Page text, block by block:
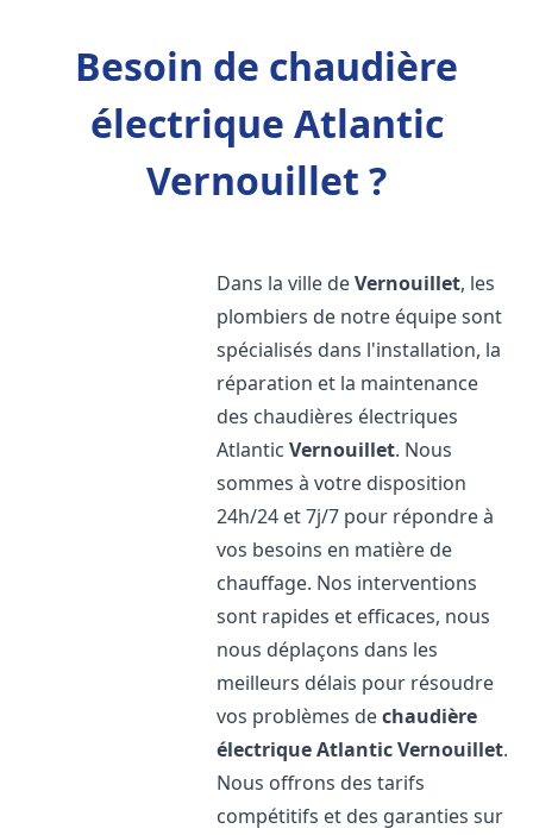
Besoin de chaudière
électrique Atlantic
Vernouillet ?
Dans la ville deVernouillet, les
plombiers de notre équipe sont
spécialisés dans l'installation, la
réparation et la maintenance
des chaudières électriques
AtlanticVernouillet. Nous
sommes à votre disposition
24h/24 et 7j/7 pour répondre à
vos besoins en matière de
chauffage. Nos interventions
sont rapides et efficaces, nous
nous déplaçons dans les
meilleurs délais pour résoudre
vos problèmes dechaudière
électrique AtlanticVernouillet.
Nous offrons des tarifs
compétitifs et des garanties sur